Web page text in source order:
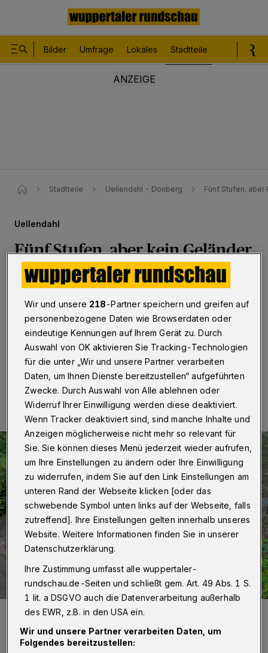
Bilder Umfrage Lokales Stadtteile
Stadtteile Uellendahl - Dönberg Fünf Stufen, aber
Uellendahl
Fünf Stufen, aber kein Geländer
Wuppertal ·Eine Treppe an der Fußwegeverbindung
zwischen der Hans-Böckler-Straße und der Theodor-
Heuss-Straße könnte künftig sicherer werden.
Nachdem ein Anwohner die fehlende Absturzsicherung
kritisiert hatte, bestätigt die Stadt nun Handlungsbedarf.
23.05.2026 , 10:45 Uhr Eine Minute Lesezeit
Foto: Helmut Pfannkuchen
Wir und unsere 218-Partner speichern und greifen auf
personenbezogene Daten wie Browserdaten oder
eindeutige Kennungen auf Ihrem Gerät zu. Durch
Auswahl von OK aktivieren Sie Tracking-Technologien
für die unter „Wir und unsere Partner verarbeiten
Daten, um Ihnen Dienste bereitzustellen“ aufgeführten
Zwecke. Durch Auswahl von Alle ablehnen oder
Widerruf Ihrer Einwilligung werden diese deaktiviert.
Wenn Tracker deaktiviert sind, sind manche Inhalte und
Anzeigen möglicherweise nicht mehr so relevant für
Sie. Sie können dieses Menü jederzeit wieder aufrufen,
um Ihre Einstellungen zu ändern oder Ihre Einwilligung
zu widerrufen, indem Sie auf den Link Einstellungen am
unteren Rand der Webseite klicken [oder das
schwebende Symbol unten links auf der Webseite, falls
zutreffend]. Ihre Einstellungen gelten innerhalb unseres
Website. Weitere Informationen finden Sie in unserer
Datenschutzerklärung.
Ihre Zustimmung umfasst alle wuppertaler-
rundschau.de-Seiten und schließt gem. Art. 49 Abs. 1 S.
1 lit. a DSGVO auch die Datenverarbeitung außerhalb
des EWR, z.B. in den USA ein.
Wir und unsere Partner verarbeiten Daten, um
Folgendes bereitzustellen: